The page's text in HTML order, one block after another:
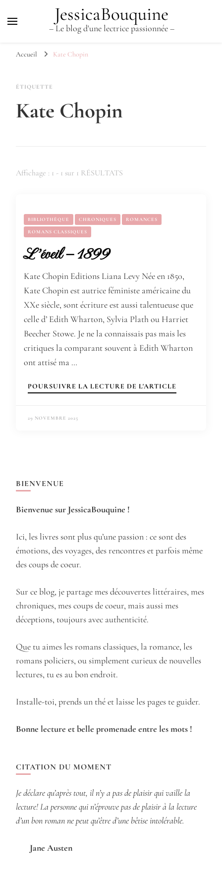
JessicaBouquine
– Le blog d'une lectrice passionnée –
Accueil Kate Chopin
ÉTIQUETTE
Kate Chopin
Affichage : 1 - 1 sur 1 RÉSULTATS
BIBLIOTHÈQUE CHRONIQUES ROMANCES
ROMANS CLASSIQUES
L’éveil – 1899
Kate Chopin Editions Liana Levy Née en 1850,
Kate Chopin est autrice féministe américaine du
XXe siècle, sont écriture est aussi talentueuse que
celle d’ Edith Wharton, Sylvia Plath ou Harriet
Beecher Stowe. Je ne la connaissais pas mais les
critiques la comparant souvent à Edith Wharton
ont attisé ma …
POURSUIVRE LA LECTURE DE L'ARTICLE
29 NOVEMBRE 2025
BIENVENUE
Bienvenue sur JessicaBouquine !
Ici, les livres sont plus qu’une passion : ce sont des
émotions, des voyages, des rencontres et parfois même
des coups de coeur.
Sur ce blog, je partage mes découvertes littéraires, mes
chroniques, mes coups de coeur, mais aussi mes
déceptions, toujours avec authenticité.
Que tu aimes les romans classiques, la romance, les
romans policiers, ou simplement curieux de nouvelles
lectures, tu es au bon endroit.
Installe-toi, prends un thé et laisse les pages te guider.
Bonne lecture et belle promenade entre les mots !
CITATION DU MOMENT
Je déclare qu’après tout, il n’y a pas de plaisir qui vaille la
lecture! La personne qui n’éprouve pas de plaisir à la lecture
d’un bon roman ne peut qu’être d’une bêtise intolérable.
Jane Austen